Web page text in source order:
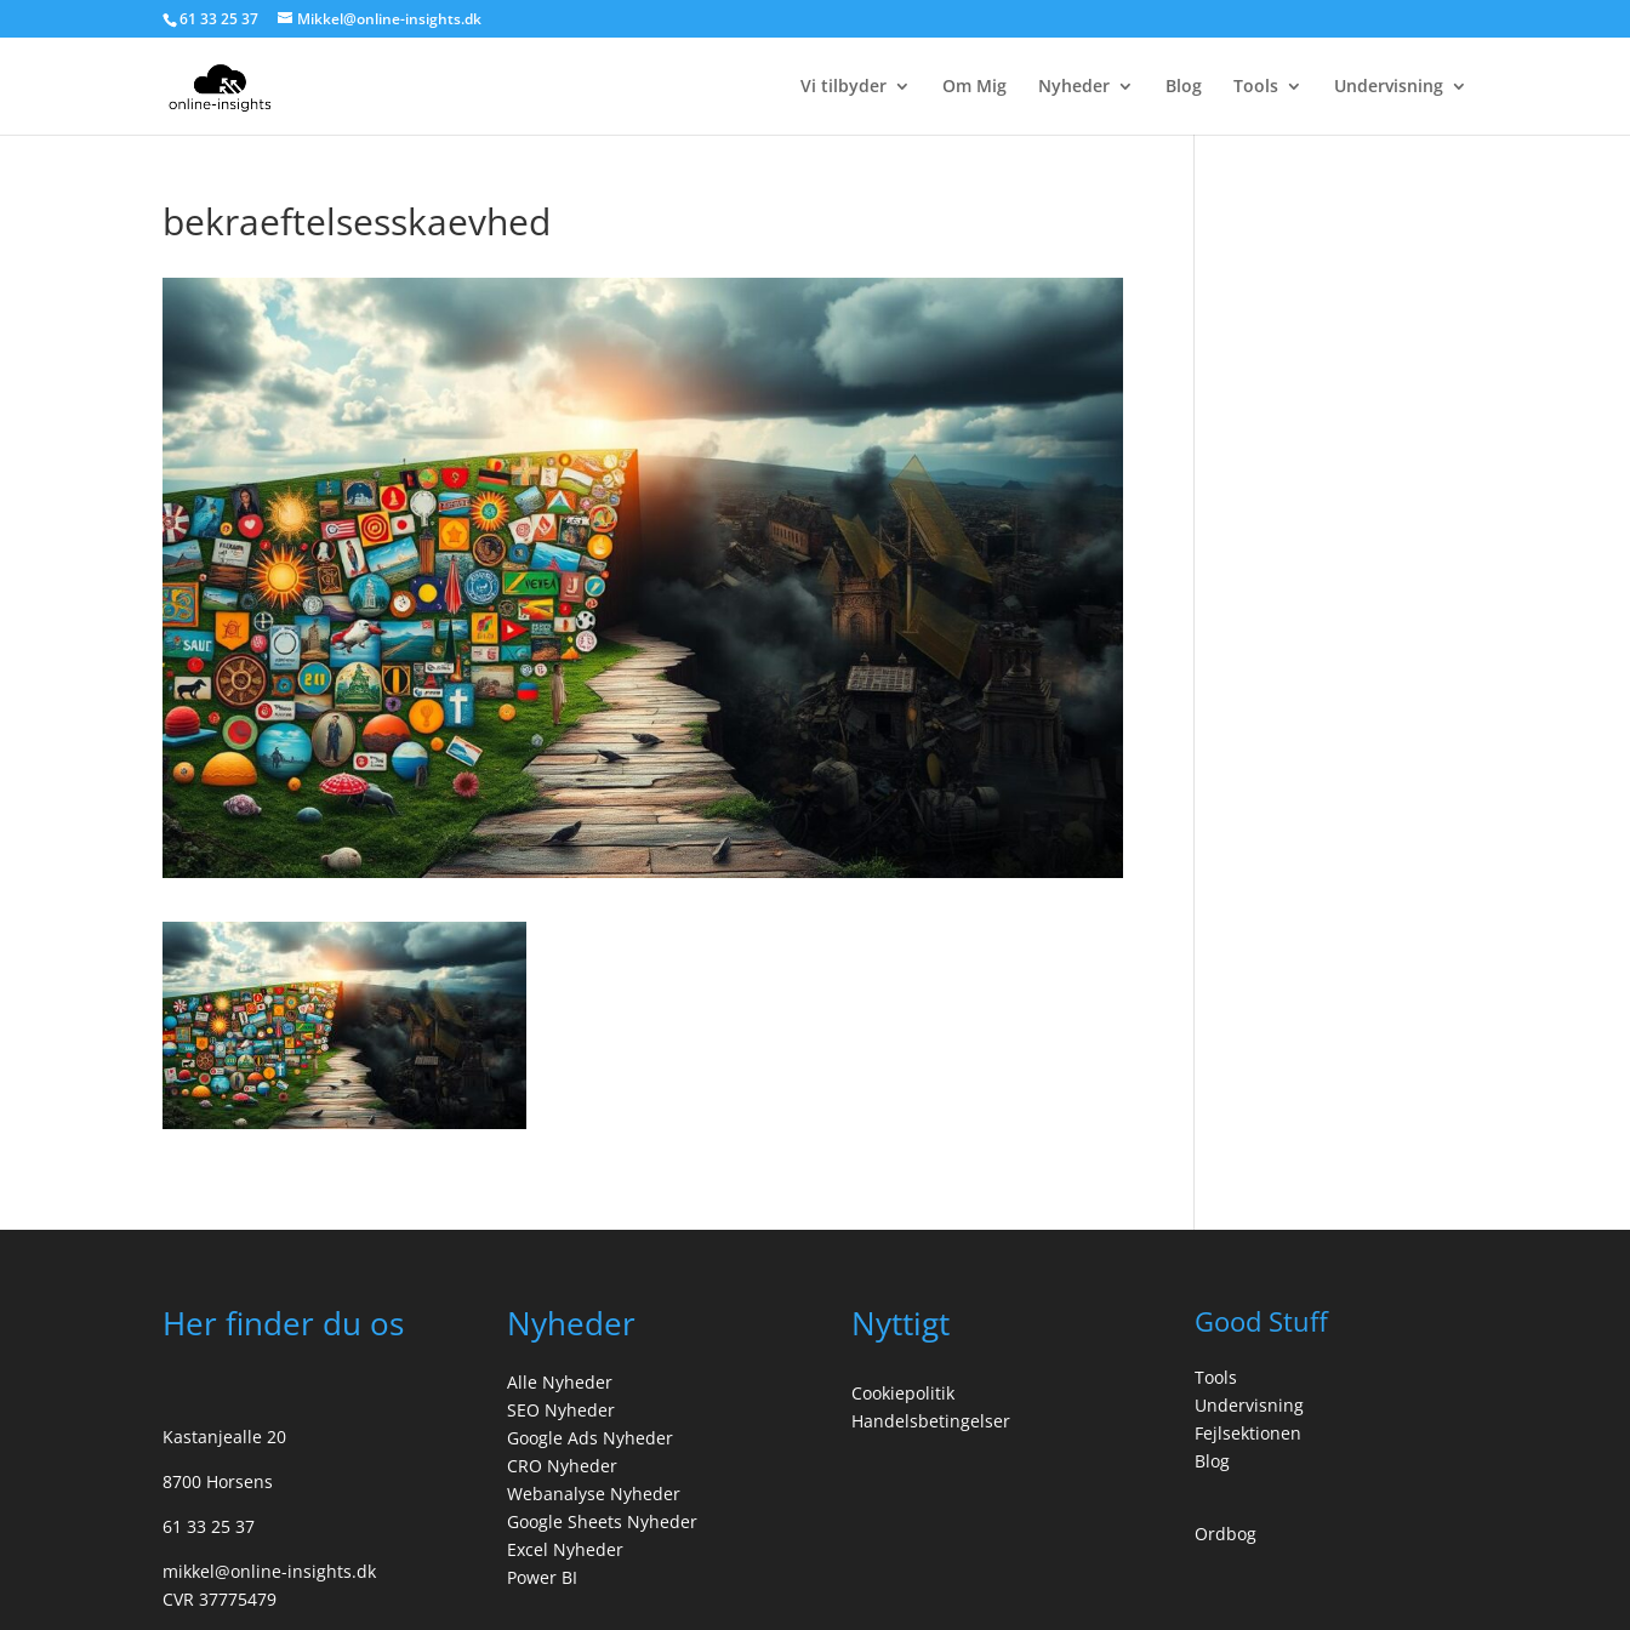
61 33 25 37 Mikkel@online-insights.dk
Vi tilbyder Om Mig Nyheder Blog Tools Undervisning
bekraeftelsesskaevhed
Her finder du os
Kastanjealle 20
8700 Horsens
61 33 25 37
mikkel@online-insights.dk
CVR 37775479
Nyheder
Alle Nyheder
SEO Nyheder
Google Ads Nyheder
CRO Nyheder
Webanalyse Nyheder
Google Sheets Nyheder
Excel Nyheder
Power BI
Nyttigt
Cookiepolitik
Handelsbetingelser
Good Stuff
Tools
Undervisning
Fejlsektionen
Blog
Ordbog